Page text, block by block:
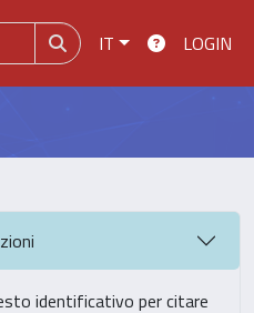
IT LOGIN
identificativo per citare